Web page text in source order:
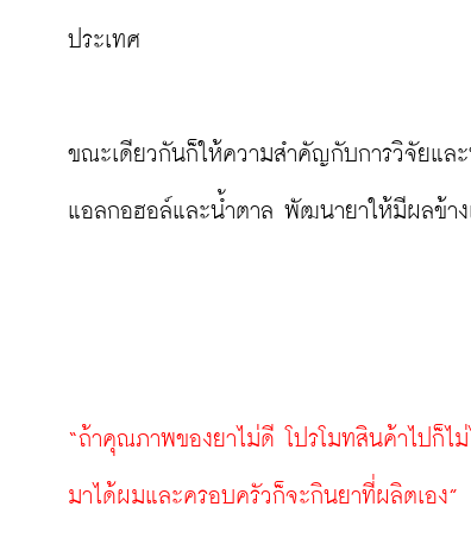
ประเทศ
ขณะเดียวกันก็ให้ความสำคัญกับการวิจัยแล
แอลกอฮอล์และน้ำตาล พัฒนายาให้มีผลข้าง
“ถ้าคุณภาพของยาไม่ดี โปรโมทสินค้าไปก็ไ
มาได้ผมและครอบครัวก็จะกินยาที่ผลิตเอง”